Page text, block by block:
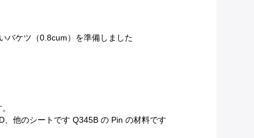
バケツ（0.8cum）を準備しました
他のシートです Q345B の Pin の材料です